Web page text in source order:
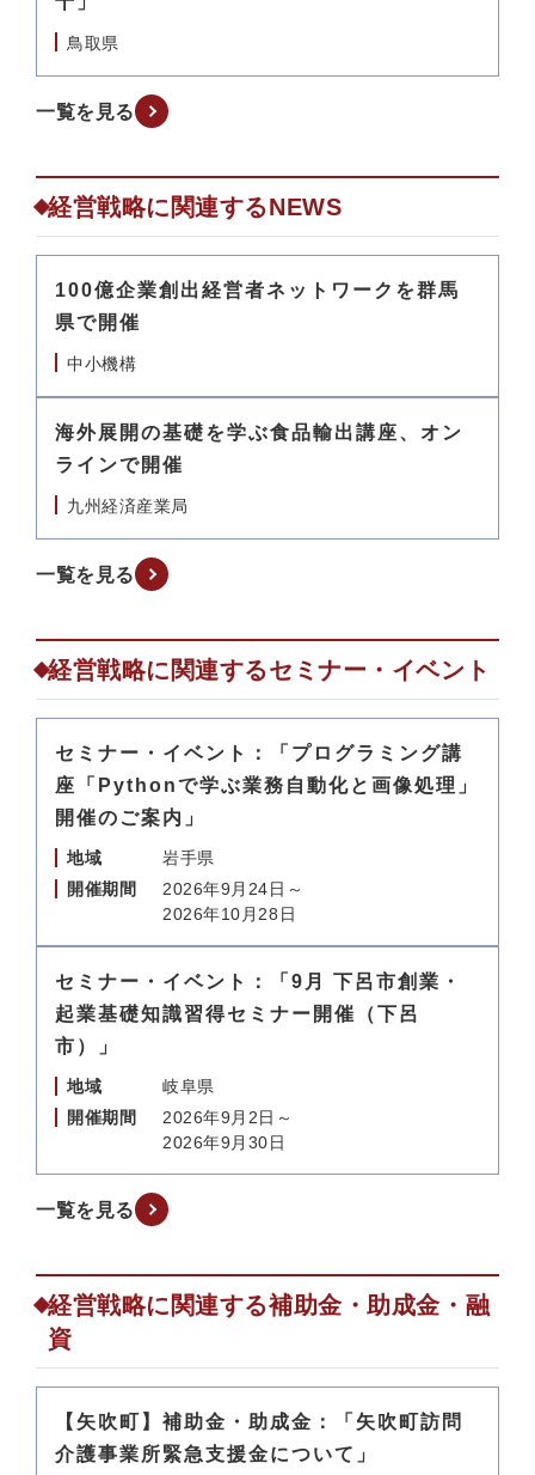
鳥取県
一覧を見る
経営戦略に関連するNEWS
100億企業創出経営者ネットワークを群馬
県で開催
中小機構
海外展開の基礎を学ぶ食品輸出講座、オン
ラインで開催
九州経済産業局
一覧を見る
経営戦略に関連するセミナー・イベント
セミナー・イベント：「プログラミング講
座「Pythonで学ぶ業務自動化と画像処理」
開催のご案内」
地域
岩手県
開催期間
2026年9月24日～
2026年10月28日
セミナー・イベント：「9月 下呂市創業・
起業基礎知識習得セミナー開催（下呂
市）」
地域
岐阜県
開催期間
2026年9月2日～
2026年9月30日
一覧を見る
経営戦略に関連する補助金・助成金・融
資
【矢吹町】補助金・助成金：「矢吹町訪問
介護事業所緊急支援金について」